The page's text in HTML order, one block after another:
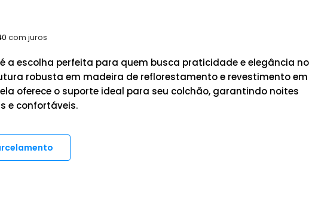
com juros
é a escolha perfeita para quem busca praticidade e elegância no
robusta em madeira de reflorestamento e revestimento em
oferece o suporte ideal para seu colchão, garantindo noites
e confortáveis.